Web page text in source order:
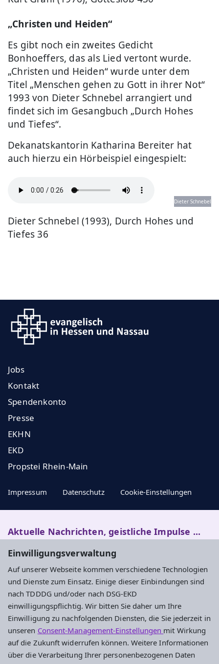
Einwilligungsverwaltung
Auf unserer Webseite kommen verschiedene Technologien
und Dienste zum Einsatz. Einige dieser Einbindungen sind
nach TDDDG und/oder nach DSG-EKD
einwilligungspflichtig. Wir bitten Sie daher um Ihre
Einwilligung zu nachfolgenden Diensten, die Sie jederzeit in
unseren Consent-Management-Einstellungen mit Wirkung
auf die Zukunft widerrufen können. Weitere Informationen
über die Verarbeitung Ihrer personenbezogenen Daten
„Christen und Heiden“
Es gibt noch ein zweites Gedicht
Bonhoeffers, das als Lied vertont wurde.
„Christen und Heiden“ wurde unter dem
Titel „Menschen gehen zu Gott in ihrer Not“
1993 von Dieter Schnebel arrangiert und
findet sich im Gesangbuch „Durch Hohes
und Tiefes“.
Dekanatskantorin Katharina Bereiter hat
auch hierzu ein Hörbeispiel eingespielt:
Dieter Schnebel
Dieter Schnebel (1993), Durch Hohes und
Tiefes 36
Jobs
Kontakt
Spendenkonto
Presse
EKHN
EKD
Propstei Rhein-Main
Impressum Datenschutz Cookie-Einstellungen
Aktuelle Nachrichten, geistliche Impulse ...
Newsletter entdecken
Evangelisches Dekanat Kronberg
Haus der Kirche
Händelstraße 52
65812 Bad Soden am Taunus